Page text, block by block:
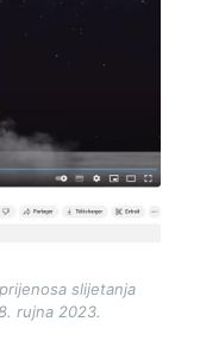
slijetanja
rujna 2023.